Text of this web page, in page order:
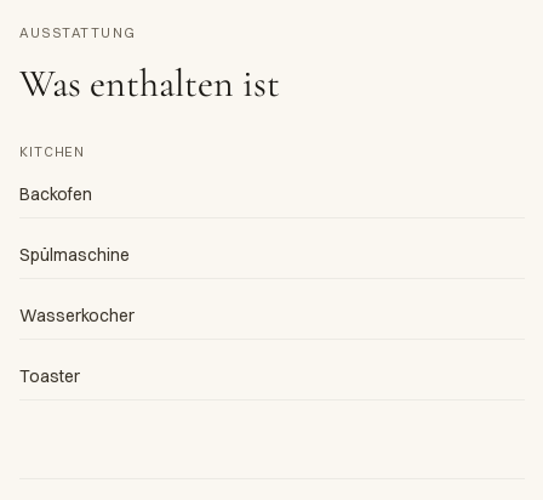
AUSSTATTUNG
Was enthalten ist
KITCHEN
Backofen
Spülmaschine
Wasserkocher
Toaster